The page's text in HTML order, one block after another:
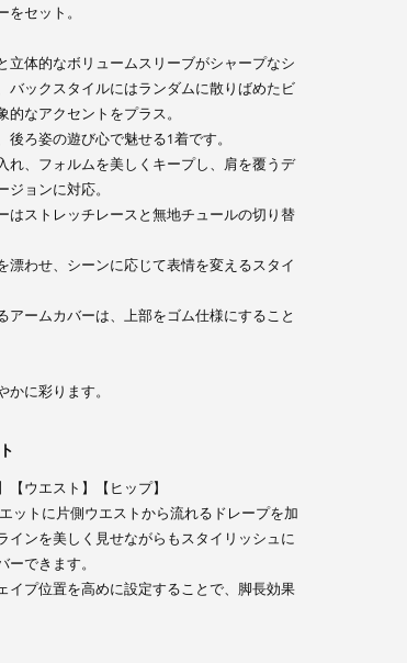
をセット。
立体的なボリュームスリーブがシャープなシ
バックスタイルにはランダムに散りばめたビ
的なアクセントをプラス。
後ろ姿の遊び心で魅せる1着です。
れ、フォルムを美しくキープし、肩を覆うデ
ジョンに対応。
はストレッチレースと無地チュールの切り替
漂わせ、シーンに応じて表情を変えるスタイ
アームカバーは、上部をゴム仕様にすること
かに彩ります。
【ウエスト】【ヒップ】
ットに片側ウエストから流れるドレープを加
インを美しく見せながらもスタイリッシュに
ーできます。
イプ位置を高めに設定することで、脚長効果